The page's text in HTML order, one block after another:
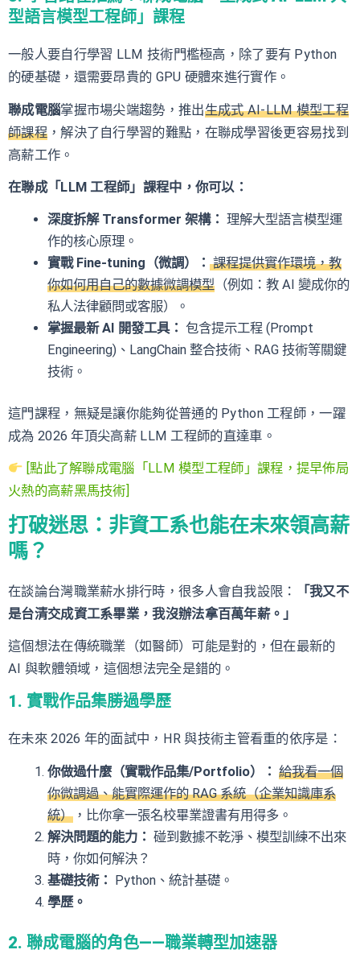
型語言模型工程師」課程
一般人要自行學習 LLM 技術門檻極高，除了要有 Python
的硬基礎，還需要昂貴的 GPU 硬體來進行實作。
聯成電腦掌握市場尖端趨勢，推出生成式 AI-LLM 模型工程
師課程，解決了自行學習的難點，在聯成學習後更容易找到
高薪工作。
在聯成「LLM 工程師」課程中，你可以：
深度拆解 Transformer 架構： 理解大型語言模型運
作的核心原理。
實戰 Fine-tuning（微調）：課程提供實作環境，教
你如何用自己的數據微調模型 （例如：教 AI 變成你的
私人法律顧問或客服）。
掌握最新 AI 開發工具： 包含提示工程 (Prompt
Engineering)、LangChain 整合技術、RAG 技術等關鍵
技術。
這門課程，無疑是讓你能夠從普通的 Python 工程師，一躍
成為 2026 年頂尖高薪 LLM 工程師的直達車。
[點此了解聯成電腦「LLM 模型工程師」課程，提早佈局
火熱的高薪黑馬技術]
打破迷思：非資工系也能在未來領高薪
嗎？
在談論台灣職業薪水排行時，很多人會自我設限：
「我又不
是台清交成資工系畢業，我沒辦法拿百萬年薪。」
這個想法在傳統職業（如醫師）可能是對的，但在最新的
AI 與軟體領域，這個想法完全是錯的。
1. 實戰作品集勝過學歷
在未來 2026 年的面試中，HR 與技術主管看重的依序是：
你做過什麼（實戰作品集/Portfolio）： 給我看一個
你微調過、能實際運作的 RAG 系統（企業知識庫系
統） ，比你拿一張名校畢業證書有用得多。
解決問題的能力： 碰到數據不乾淨、模型訓練不出來
時，你如何解決？
基礎技術： Python、統計基礎。
學歷。
2. 聯成電腦的角色——職業轉型加速器